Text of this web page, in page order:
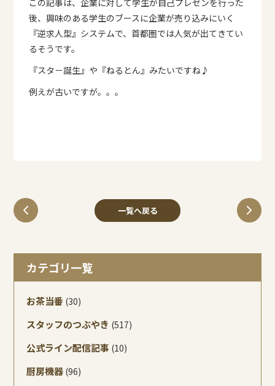
この記事は、企業に対して学生が自己プレゼンを行った
後、興味のある学生のブースに企業が売り込みにいく
『逆求人型』システムで、首都圏では人気が出てきてい
るそうです。
『スタ－誕生』や『ねるとん』みたいですね♪
例えが古いですが。。。
一覧へ戻る
カテゴリ一覧
お茶当番 (30)
スタッフのつぶやき (517)
公式ライン配信記事 (10)
厨房機器 (96)